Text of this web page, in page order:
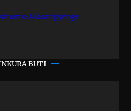
Alosaripyenge
BUTI